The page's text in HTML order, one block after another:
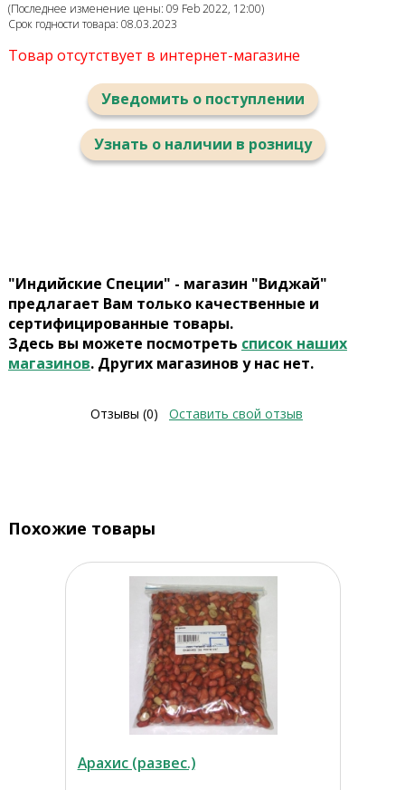
(Последнее изменение цены: 09 Feb 2022, 12:00)
Срок годности товара: 08.03.2023
Товар отсутствует в интернет-магазине
Уведомить о поступлении
Узнать о наличии в розницу
"Индийские Специи" - магазин "Виджай"
предлагает Вам только качественные и
сертифицированные товары.
Здесь вы можете посмотреть список наших
магазинов. Других магазинов у нас нет.
Отзывы (0) Оставить свой отзыв
Похожие товары
Арахис (развес.)